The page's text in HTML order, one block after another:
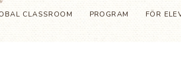
CLASSROOM PROGRAM FÖR